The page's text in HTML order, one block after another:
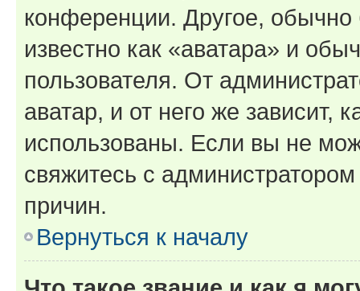
конференции. Другое,
известно как «аватара» и
пользователя. От
аватар, и от него же зависит,
использованы. Если вы не
свяжитесь с
причин.
Вернуться к началу